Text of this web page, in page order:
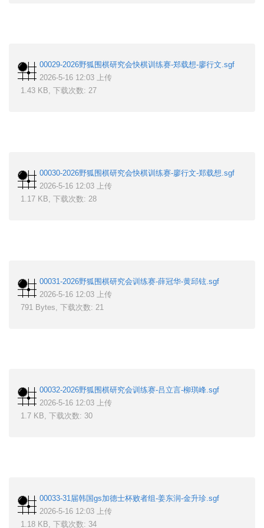
00029-2026野狐围棋研究会快棋训练赛-郑载想-廖行文.sgf
2026-5-16 12:03 上传
1.43 KB, 下载次数: 27
00030-2026野狐围棋研究会快棋训练赛-廖行文-郑载想.sgf
2026-5-16 12:03 上传
1.17 KB, 下载次数: 28
00031-2026野狐围棋研究会训练赛-薛冠华-黄邱铉.sgf
2026-5-16 12:03 上传
791 Bytes, 下载次数: 21
00032-2026野狐围棋研究会训练赛-吕立言-柳琪峰.sgf
2026-5-16 12:03 上传
1.7 KB, 下载次数: 30
00033-31届韩国gs加德士杯败者组-姜东润-金升珍.sgf
2026-5-16 12:03 上传
1.18 KB, 下载次数: 34